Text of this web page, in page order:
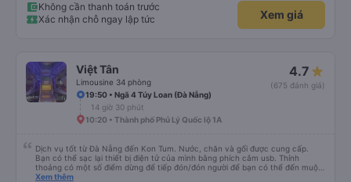
Không cần thanh toán trước
Xác nhận chỗ ngay lập tức
Xem giá
Việt Tân
Limousine 34 phòng
4.7
(675 đánh giá)
19:50 • Ngã 4 Túy Loan (Đà Nẵng)
14 giờ 30 phút
10:20 • Thành phố Phủ Lý Quốc lộ 1A
Dịch vụ tốt từ Đà Nẵng đến Kon Tum. Nước, chăn và gối được cung cấp.
Bạn có thể sạc lại thiết bị điện tử của mình bằng phích cắm usb. Thỉnh
thoảng có một số điểm dừng để tiếp đón/đón người để bạn có thể đến muộn
hơn một chút so với mô tả. (Lưu ý: chúng tôi hiểu và nói được một chút
Xem thêm